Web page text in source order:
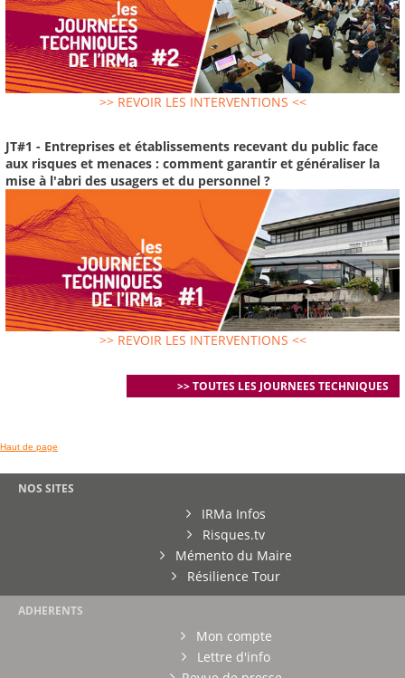
>> REVOIR LES INTERVENTIONS <<
JT#1 - Entreprises et établissements recevant du public face
aux risques et menaces : comment garantir et généraliser la
mise à l'abri des usagers et du personnel ?
>> REVOIR LES INTERVENTIONS <<
>> TOUTES LES JOURNEES TECHNIQUES
Haut de page
NOS SITES
IRMa Infos
Risques.tv
Mémento du Maire
Résilience Tour
ADHERENTS
Mon compte
Lettre d'info